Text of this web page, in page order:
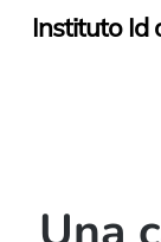
SkipInstituto Id